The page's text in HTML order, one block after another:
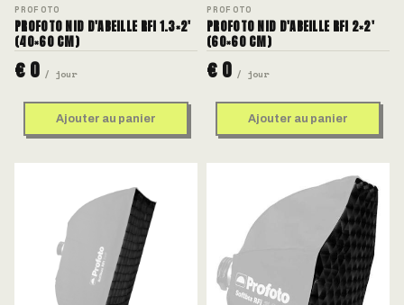
PROFOTO
PROFOTO NID D'ABEILLE RFI 1.3×2'
(40×60 CM)
€ 0 / jour
Ajouter au panier
PROFOTO
PROFOTO NID D'ABEILLE RFI 2×2'
(60×60 CM)
€ 0 / jour
Ajouter au panier